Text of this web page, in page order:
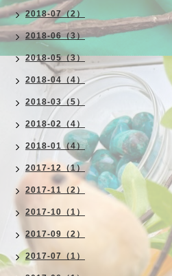
2018-07（2）
2018-06（3）
2018-05（3）
2018-04（4）
2018-03（5）
2018-02（4）
2018-01（4）
2017-12（1）
2017-11（2）
2017-10（1）
2017-09（2）
2017-07（1）